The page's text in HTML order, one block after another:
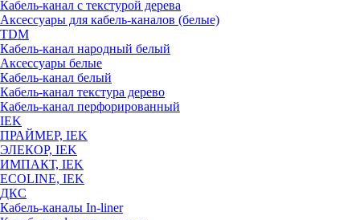
Кабель-канал с текстурой дерева
Аксессуары для кабель-каналов (белые)
TDM
Кабель-канал народный белый
Аксессуары белые
Кабель-канал белый
Кабель-канал текстура дерево
Кабель-канал перфорированный
IEK
ПРАЙМЕР, IEK
ЭЛЕКОР, IEK
ИМПАКТ, IEK
ECOLINE, IEK
ДКС
Кабель-каналы In-liner